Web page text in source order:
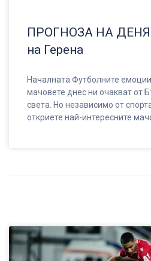
ПРОГНОЗА НА
на Герена
Началната Футболните
мачовете днес ни очакват от
света. Но независимо от
откриете най-интересните